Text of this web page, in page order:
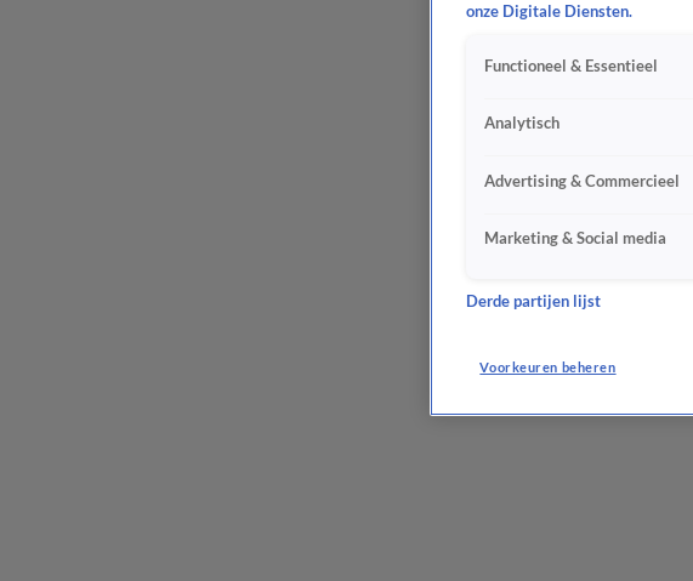
onze Digitale Diensten.
Functioneel & Essentieel
Analytisch
Advertising & Commercieel
Marketing & Social media
Derde partijen lijst
Voorkeuren beheren